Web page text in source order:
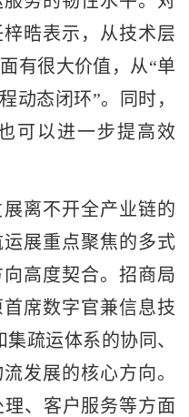
晧表示，从技术层
有很大价值，从“单
动态闭环”。同时，
可以进一步提高效
离不开全产业链的
展重点聚焦的多式
高度契合。招商局
席数字官兼信息技
疏运体系的协同、
发展的核心方向。
、客户服务等方面